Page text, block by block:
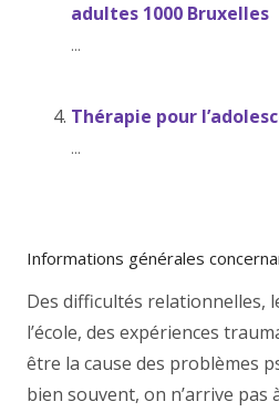
adultes 1000 Bruxelles
...
Thérapie pour
...
Informations générales
Des difficultés relationnelles,
l’école, des expériences
être la cause des problèmes
bien souvent, on n’arrive pas